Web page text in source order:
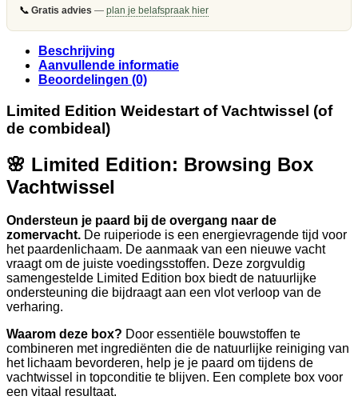
📞 Gratis advies — plan je belafspraak hier
Beschrijving
Aanvullende informatie
Beoordelingen (0)
Limited Edition Weidestart of Vachtwissel (of
de combideal)
🌸 Limited Edition: Browsing Box
Vachtwissel
Ondersteun je paard bij de overgang naar de
zomervacht. De ruiperiode is een energievragende tijd voor
het paardenlichaam. De aanmaak van een nieuwe vacht
vraagt om de juiste voedingsstoffen. Deze zorgvuldig
samengestelde Limited Edition box biedt de natuurlijke
ondersteuning die bijdraagt aan een vlot verloop van de
verharing.
Waarom deze box? Door essentiële bouwstoffen te
combineren met ingrediënten die de natuurlijke reiniging van
het lichaam bevorderen, help je je paard om tijdens de
vachtwissel in topconditie te blijven. Een complete box voor
een vitaal resultaat.